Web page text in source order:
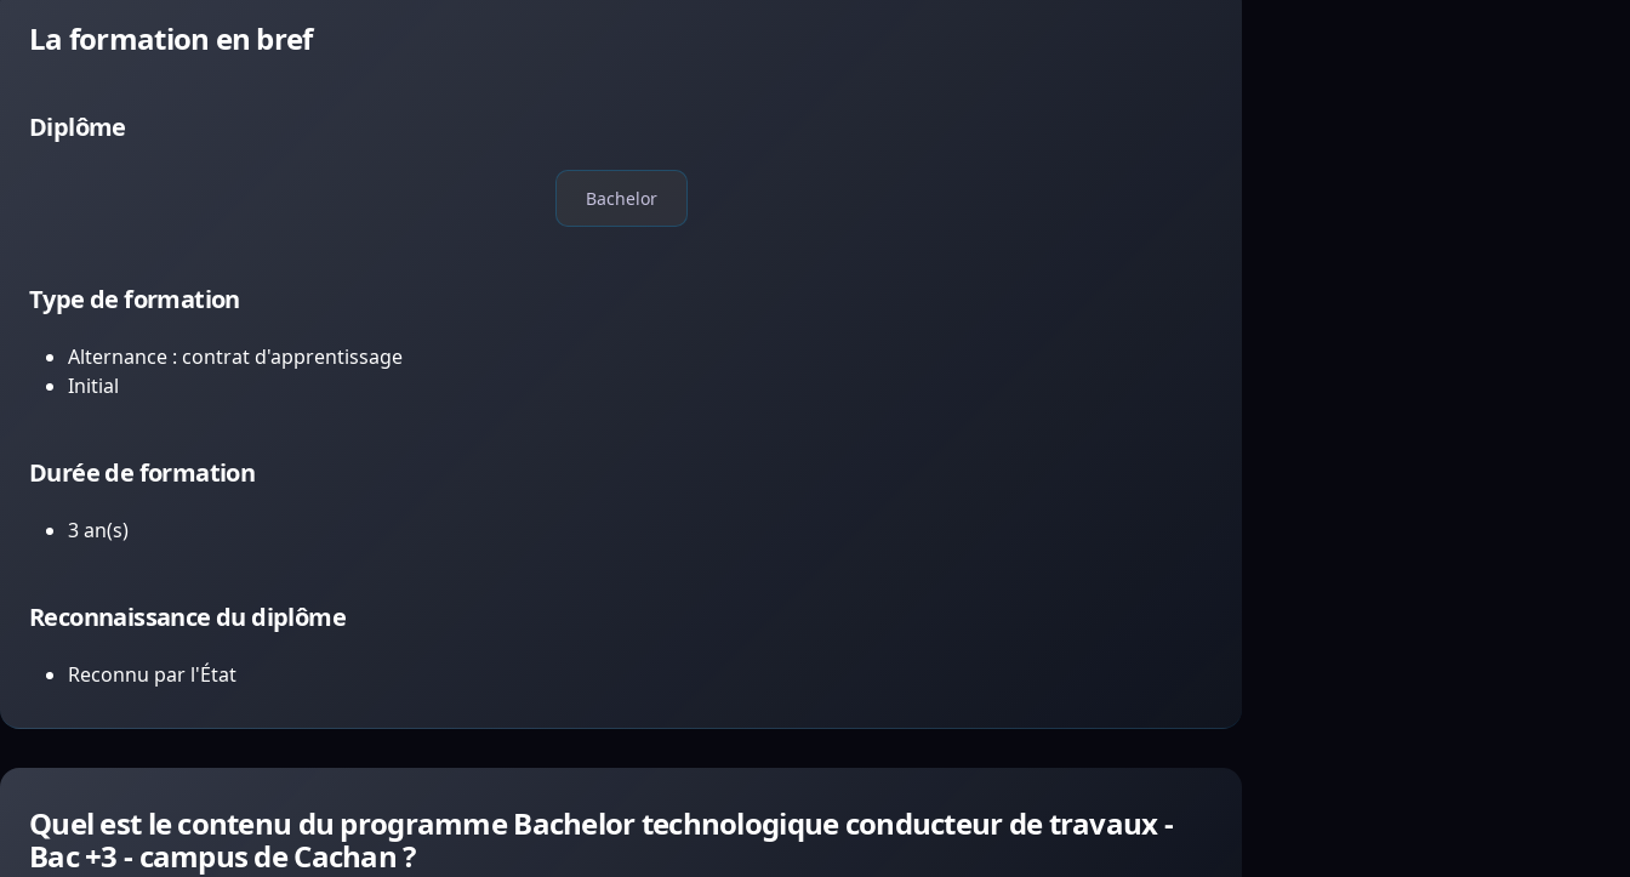
La formation en bref
Diplôme
Bachelor
Type de formation
Alternance : contrat d'apprentissage
Initial
Durée de formation
3 an(s)
Reconnaissance du diplôme
Reconnu par l'État
Quel est le contenu du programme Bachelor technologique conducteur de travaux -
Bac +3 - campus de Cachan ?